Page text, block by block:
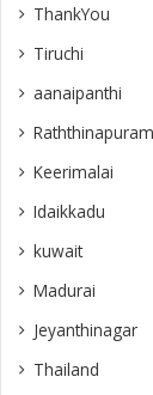
ThankYou
Tiruchi
aanaipanthi
Raththinapuram
Keerimalai
Idaikkadu
kuwait
Madurai
Jeyanthinagar
Thailand